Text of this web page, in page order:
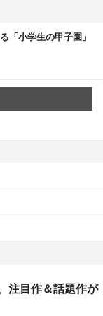
「小学生の甲子園」
注目作＆話題作が